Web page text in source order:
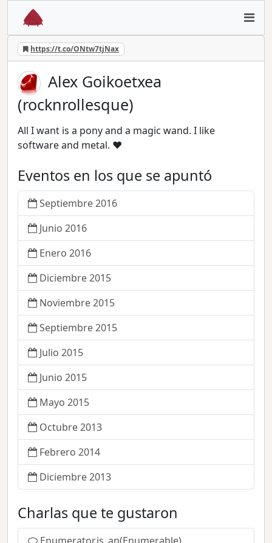
https://t.co/ONtw7tjNax
Alex Goikoetxea
(rocknrollesque)
All I want is a pony and a magic wand. I like
software and metal. ♥
Eventos en los que se apuntó
Septiembre 2016
Junio 2016
Enero 2016
Diciembre 2015
Noviembre 2015
Septiembre 2015
Julio 2015
Junio 2015
Mayo 2015
Octubre 2013
Febrero 2014
Diciembre 2013
Charlas que te gustaron